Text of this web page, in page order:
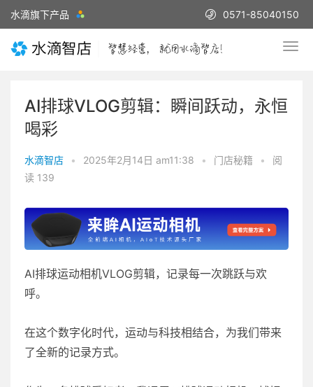
水滴旗下产品 0571-85040150
AI排球VLOG剪辑：瞬间跃动，永恒
喝彩
水滴智店 • 2025年2月14日 am11:38 • 门店秘籍 •
阅
读 139
AI排球运动相机VLOG剪辑，记录每一次跳跃与欢
呼。
在这个数字化时代，运动与科技相结合，为我们带来
了全新的记录方式。